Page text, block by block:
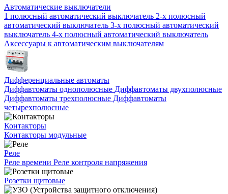
Автоматические выключатели
1 полюсный автоматический выключатель 2-х полюсный
автоматический выключатель 3-х полюсный автоматический
выключатель 4-х полюсный автоматический выключатель
Аксессуары к автоматическим выключателям
Дифференциальные автоматы
Диффавтоматы однополюсные Диффавтоматы двухполюсные
Диффавтоматы трехполюсные Диффавтоматы
четырехполюсные
Контакторы
Контакторы модульные
Реле
Реле времени Реле контроля напряжения
Розетки щитовые